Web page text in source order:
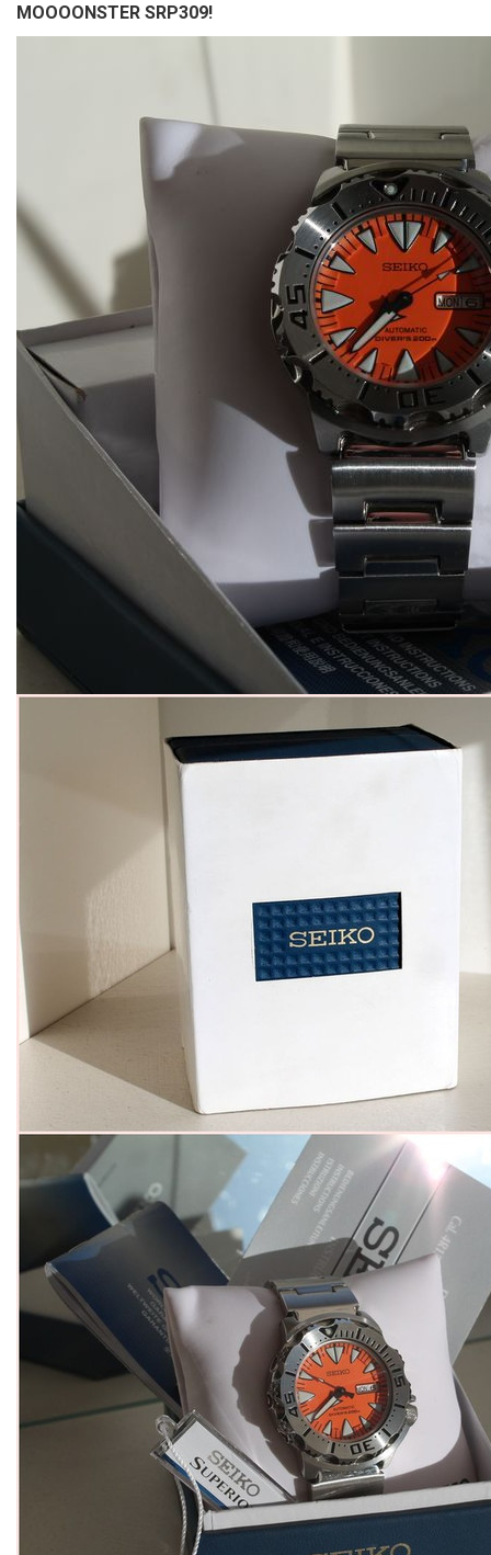
MOOOONSTER SRP309!